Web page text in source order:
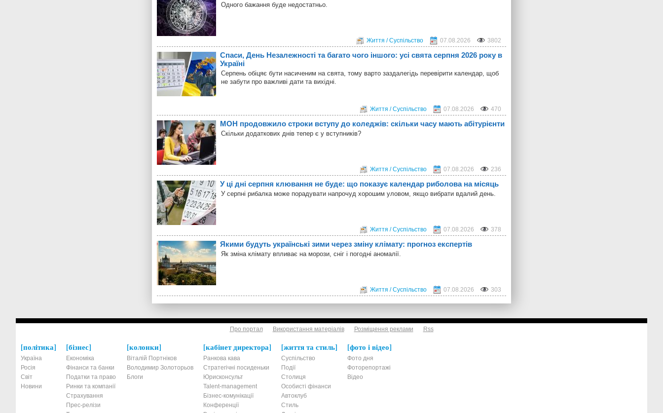
Одного бажання буде недостатньо.
Життя / Суспільство 07.08.2026 3802
Спаси, День Незалежності та багато чого іншого: усі свята серпня 2026 року в
Україні
Серпень обіцяє бути насиченим на свята, тому варто заздалегідь перевірити календар, щоб
не забути про важливі дати та вихідні.
Життя / Суспільство 07.08.2026 470
МОН продовжило строки вступу до коледжів: скільки часу мають абітурієнти
Скільки додаткових днів тепер є у вступників?
Життя / Суспільство 07.08.2026 236
У ці дні серпня клювання не буде: що показує календар риболова на місяць
У серпні рибалка може порадувати напрочуд хорошим уловом, якщо вибрати вдалий день.
Життя / Суспільство 07.08.2026 378
Якими будуть українські зими через зміну клімату: прогноз експертів
Як зміна клімату впливає на морози, сніг і погодні аномалії.
Життя / Суспільство 07.08.2026 303
Про портал Використання матеріалів Розміщення реклами Rss
політика
Україна
Росія
Світ
Новини
бізнес
Економіка
Фінанси та банки
Податки та право
Ринки та компанії
Страхування
Прес-релізи
колонки
Віталій Портніков
Володимир Золоторьов
Блоги
кабінет директора
Ранкова кава
Стратегічні посиденьки
Юрисконсульт
Talent-management
Бізнес-комунікації
Конференції
життя та стиль
Суспільство
Події
Столиця
Особисті фінанси
Автоклуб
Стиль
фото і відео
Фото дня
Фоторепортажі
Відео